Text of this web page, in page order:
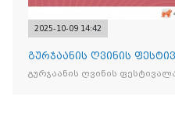
2025-10-09 14:42
გურჯაანის ღვინის
გურჯაანის ღვინის